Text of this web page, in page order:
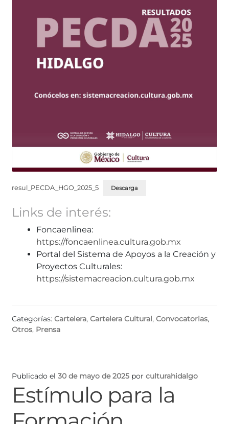
resul_PECDA_HGO_2025_5 Descarga
Links de interés:
Foncaenlinea:
https://foncaenlinea.cultura.gob.mx
Portal del Sistema de Apoyos a la Creación y
Proyectos Culturales:
https://sistemacreacion.cultura.gob.mx
Categorías: Cartelera, Cartelera Cultural, Convocatorias,
Otros, Prensa
Publicado el 30 de mayo de 2025 por culturahidalgo
Estímulo para la